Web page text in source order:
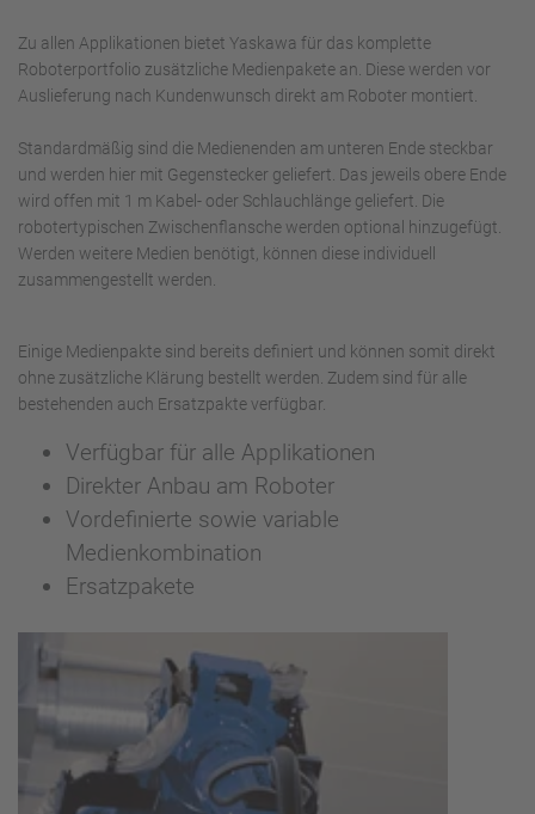
Zu allen Applikationen bietet Yaskawa für das komplette
Roboterportfolio zusätzliche Medienpakete an. Diese werden vor
Auslieferung nach Kundenwunsch direkt am Roboter montiert.
Standardmäßig sind die Medienenden am unteren Ende steckbar
und werden hier mit Gegenstecker geliefert. Das jeweils obere Ende
wird offen mit 1 m Kabel- oder Schlauchlänge geliefert. Die
robotertypischen Zwischenflansche werden optional hinzugefügt.
Werden weitere Medien benötigt, können diese individuell
zusammengestellt werden.
Einige Medienpakte sind bereits definiert und können somit direkt
ohne zusätzliche Klärung bestellt werden. Zudem sind für alle
bestehenden auch Ersatzpakte verfügbar.
Verfügbar für alle Applikationen
Direkter Anbau am Roboter
Vordefinierte sowie variable
Medienkombination
Ersatzpakete